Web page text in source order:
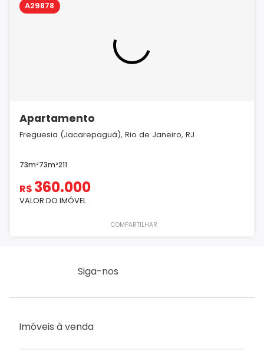
A29878
Apartamento
Freguesia (Jacarepaguá), Rio de Janeiro, RJ
73m²73m²211
R$ 360.000
VALOR DO IMÓVEL
COMPARTILHAR
Siga-nos
Imóveis à venda